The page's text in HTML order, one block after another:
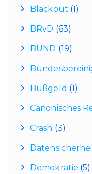
Blackout (1)
BRvD (63)
BUND (19)
Bußgeld (1)
Canonisches
Crash (3)
Demokratie (5)